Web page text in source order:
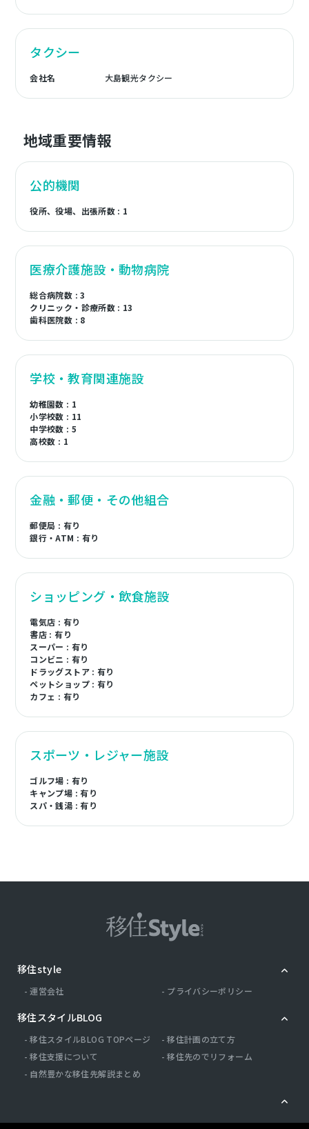
タクシー
会社名 大島観光タクシー
地域重要情報
公的機関
役所、役場、出張所数 : 1
医療介護施設・動物病院
総合病院数 : 3
クリニック・診療所数 : 13
歯科医院数 : 8
学校・教育関連施設
幼稚園数 : 1
小学校数 : 11
中学校数 : 5
高校数 : 1
金融・郵便・その他組合
郵便局 : 有り
銀行・ATM : 有り
ショッピング・飲食施設
電気店 : 有り
書店 : 有り
スーパー : 有り
コンビニ : 有り
ドラッグストア : 有り
ペットショップ : 有り
カフェ : 有り
スポーツ・レジャー施設
ゴルフ場 : 有り
キャンプ場 : 有り
スパ・銭湯 : 有り
移住style
運営会社 プライバシーポリシー
移住スタイルBLOG
移住スタイルBLOG TOPページ
移住計画の立て方
移住支援について
移住先のでリフォーム
自然豊かな移住先解説まとめ